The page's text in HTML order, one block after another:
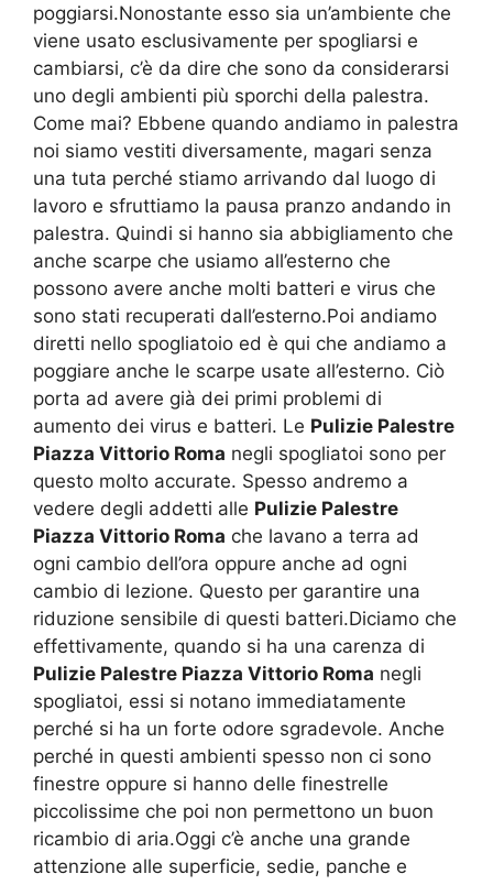
poggiarsi.Nonostante esso sia un’ambiente che
viene usato esclusivamente per spogliarsi e
cambiarsi, c’è da dire che sono da considerarsi
uno degli ambienti più sporchi della palestra.
Come mai? Ebbene quando andiamo in palestra
noi siamo vestiti diversamente, magari senza
una tuta perché stiamo arrivando dal luogo di
lavoro e sfruttiamo la pausa pranzo andando in
palestra. Quindi si hanno sia abbigliamento che
anche scarpe che usiamo all’esterno che
possono avere anche molti batteri e virus che
sono stati recuperati dall’esterno.Poi andiamo
diretti nello spogliatoio ed è qui che andiamo a
poggiare anche le scarpe usate all’esterno. Ciò
porta ad avere già dei primi problemi di
aumento dei virus e batteri. Le Pulizie Palestre
Piazza Vittorio Roma negli spogliatoi sono per
questo molto accurate. Spesso andremo a
vedere degli addetti alle Pulizie Palestre
Piazza Vittorio Roma che lavano a terra ad
ogni cambio dell’ora oppure anche ad ogni
cambio di lezione. Questo per garantire una
riduzione sensibile di questi batteri.Diciamo che
effettivamente, quando si ha una carenza di
Pulizie Palestre Piazza Vittorio Roma negli
spogliatoi, essi si notano immediatamente
perché si ha un forte odore sgradevole. Anche
perché in questi ambienti spesso non ci sono
finestre oppure si hanno delle finestrelle
piccolissime che poi non permettono un buon
ricambio di aria.Oggi c’è anche una grande
attenzione alle superficie, sedie, panche e